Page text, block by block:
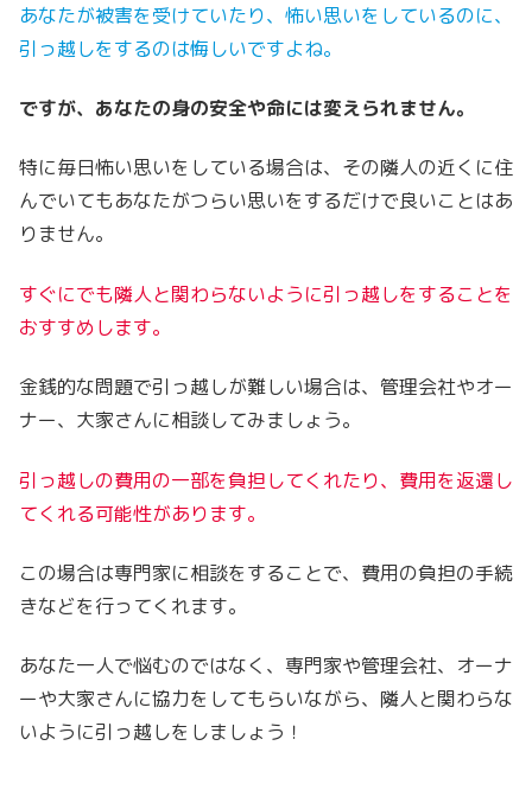
あなたが被害を受けていたり、怖い思いをしているのに、
引っ越しをするのは悔しいですよね。
ですが、あなたの身の安全や命には変えられません。
特に毎日怖い思いをしている場合は、その隣人の近くに住
んでいてもあなたがつらい思いをするだけで良いことはあ
りません。
すぐにでも隣人と関わらないように引っ越しをすることを
おすすめします。
金銭的な問題で引っ越しが難しい場合は、管理会社やオー
ナー、大家さんに相談してみましょう。
引っ越しの費用の一部を負担してくれたり、費用を返還し
てくれる可能性があります。
この場合は専門家に相談をすることで、費用の負担の手続
きなどを行ってくれます。
あなた一人で悩むのではなく、専門家や管理会社、オーナ
ーや大家さんに協力をしてもらいながら、隣人と関わらな
いように引っ越しをしましょう！